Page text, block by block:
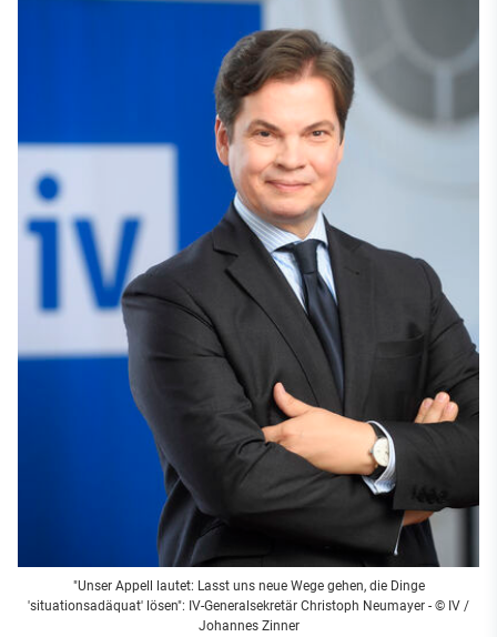
"Unser Appell lautet: Lasst uns neue Wege gehen, die Dinge
'situationsadäquat' lösen": IV-Generalsekretär Christoph Neumayer - © IV /
Johannes Zinner